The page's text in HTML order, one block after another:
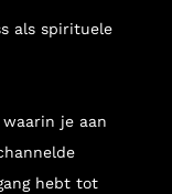
als spirituele
je aan
hebt tot